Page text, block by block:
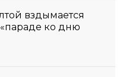
вздымается
ко дню